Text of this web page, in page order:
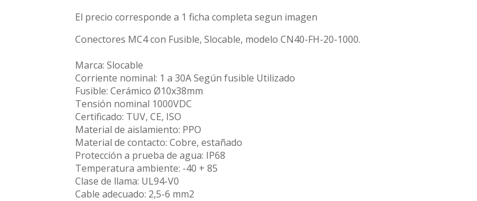
El precio corresponde a 1 ficha completa segun imagen
Conectores MC4 con Fusible, Slocable, modelo CN40-FH-20-1000.
Marca: Slocable
Corriente nominal: 1 a 30A Según fusible Utilizado
Fusible: Cerámico Ø10x38mm
Tensión nominal 1000VDC
Certificado: TUV, CE, ISO
Material de aislamiento: PPO
Material de contacto: Cobre, estañado
Protección a prueba de agua: IP68
Temperatura ambiente: -40 + 85
Clase de llama: UL94-V0
Cable adecuado: 2,5-6 mm2